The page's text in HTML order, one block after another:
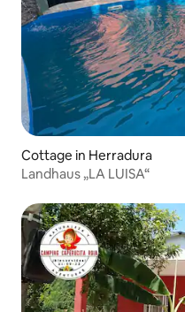
Cottage in Herradura
Landhaus „LA LUISA“